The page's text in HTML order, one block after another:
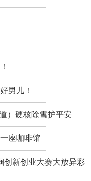
男儿！
）硬核除雪护平安
座咖啡馆
创新创业大赛大放异彩